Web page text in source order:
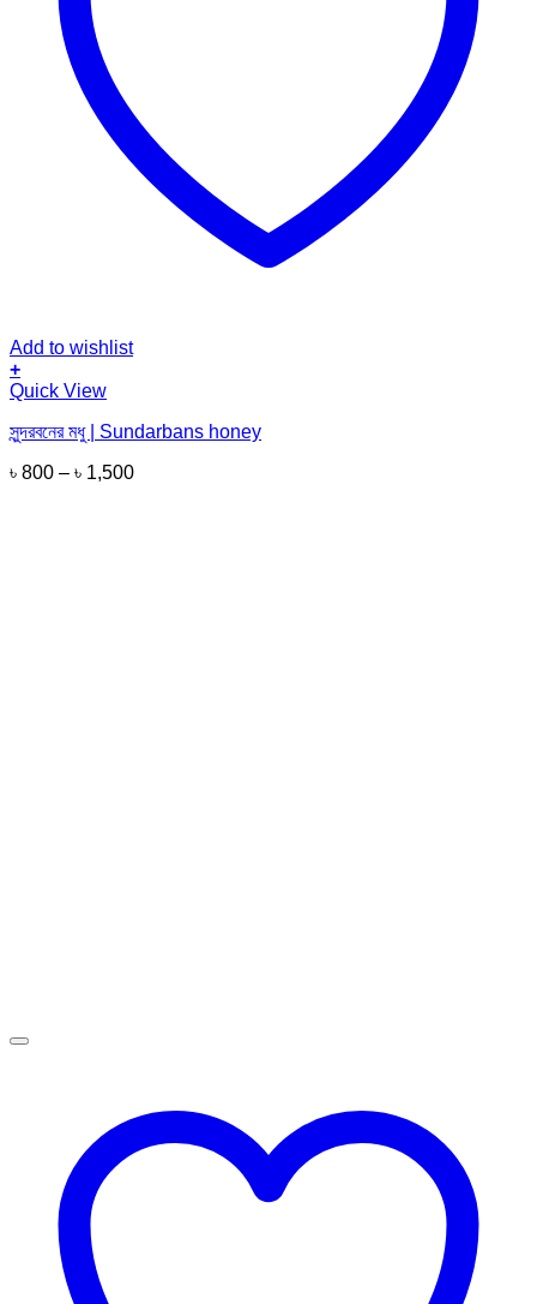
Add to wishlist
+
This
has
variants.
Quick View
সুন্দরবনের মধু | Sundarbans honey
৳ 800 – ৳ 1,500